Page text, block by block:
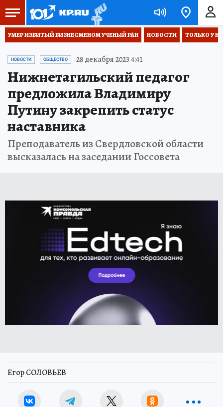
УМЕР ИЗБИТЫЙ БИЗНЕСМЕНОМ УЧЕНЫЙ РАН НОВОСТИ ТОЛЬКО У
НОВОСТИ ОБЩЕСТВО 28 декабря 2023 4:41
Нижнетагильский педагог
предложила Владимиру
Путину закрепить статус
наставника
Преподаватель из Свердловской области
высказалась на заседании Госсовета
Егор СОЛОВЬЕВ